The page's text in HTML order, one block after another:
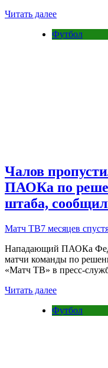
Читать далее
Футбол
Чалов
ПАОКа по
штаба,
Матч ТВ7 месяцев
Нападающий ПАОКа
матчи команды по
«Матч ТВ» в
Читать далее
Футбол